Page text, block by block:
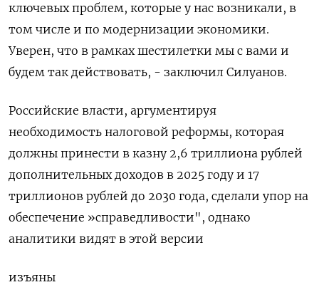
ключевых проблем, которые у нас возникали, в
том числе и по модернизации экономики.
Уверен, что в рамках шестилетки мы с вами и
будем так действовать, - заключил Силуанов.
Российские власти, аргументируя
необходимость налоговой реформы, которая
должны принести в казну 2,6 триллиона рублей
дополнительных доходов в 2025 году и 17
триллионов рублей до 2030 года, сделали упор на
обеспечение »справедливости", однако
аналитики видят в этой версии
изъяны